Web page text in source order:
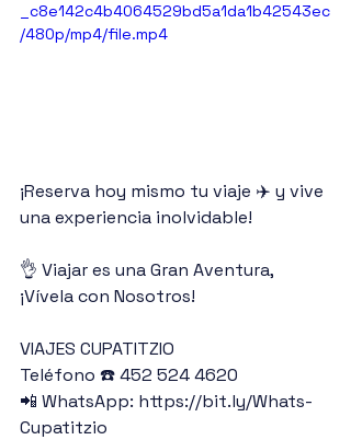
_c8e142c4b4064529bd5a1da1b42543ec
/480p/mp4/file.mp4
¡Reserva hoy mismo tu viaje ✈️ y vive
una experiencia inolvidable!
👌 Viajar es una Gran Aventura,
¡Vívela con Nosotros!
VIAJES CUPATITZIO
Teléfono ☎️ 452 524 4620
📲 WhatsApp: https://bit.ly/Whats-
Cupatitzio